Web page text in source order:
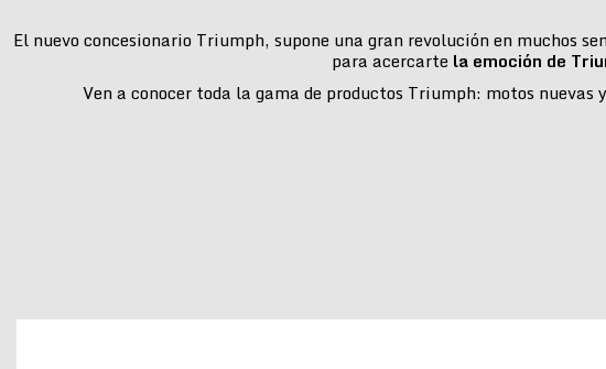
El nuevo concesionario Triumph, supone una gran revolución en muchos
para acercarte la emoción de
Ven a conocer toda la gama de productos Triumph: motos